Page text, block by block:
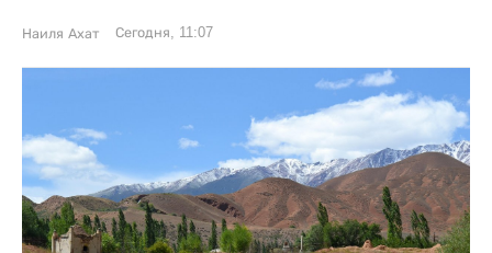
Наиля Ахат Сегодня, 11:07